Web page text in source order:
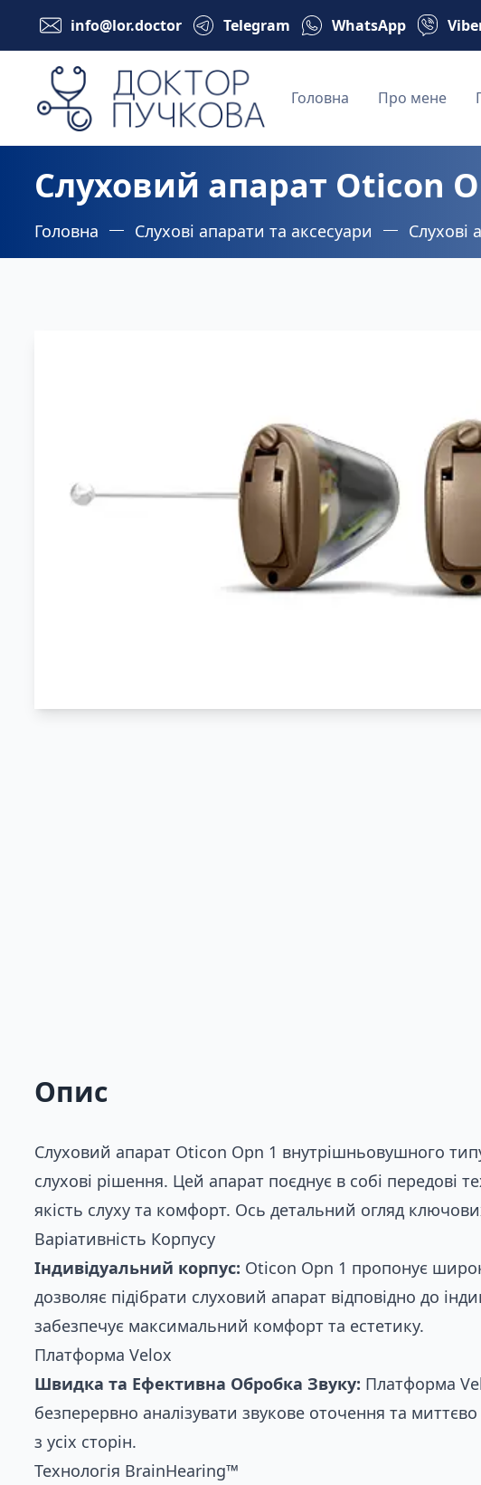
info@lor.doctor Telegram WhatsApp
Головна Про мене
Слуховий апарат Oticon
Головна Слухові апарати та аксесуари Слухові
Опис
Слуховий апарат Oticon Opn 1 внутрішньовушного
слухові рішення. Цей апарат поєднує в собі передові
якість слуху та комфорт. Ось детальний огляд
Варіативність Корпусу
Індивідуальний корпус: Oticon Opn 1 пропонує
дозволяє підібрати слуховий апарат відповідно до
забезпечує максимальний комфорт та естетику.
Платформа Velox
Швидка та Ефективна Обробка Звуку: Платформа
безперервно аналізувати звукове оточення та
з усіх сторін.
Технологія BrainHearing™